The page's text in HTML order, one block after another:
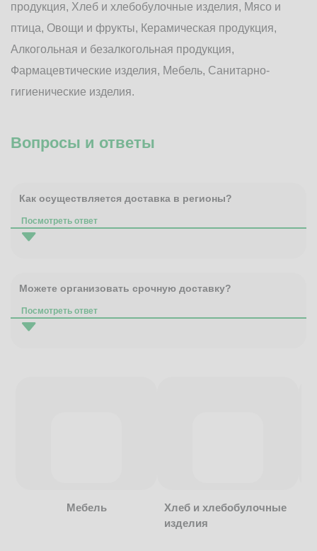
продукция, Хлеб и хлебобулочные изделия, Мясо и
птица, Овощи и фрукты, Керамическая продукция,
Алкогольная и безалкогольная продукция,
Фармацевтические изделия, Мебель, Санитарно-
гигиенические изделия.
Вопросы и ответы
Как осуществляется доставка в регионы?
Посмотреть ответ
Можете организовать срочную доставку?
Посмотреть ответ
Мебель
Хлеб и хлебобулочные
изделия